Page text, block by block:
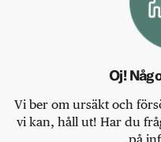
Oj!
Vi ber om ursäkt och
vi kan, håll ut! Har du